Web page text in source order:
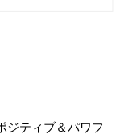
ジティブ＆パワフ